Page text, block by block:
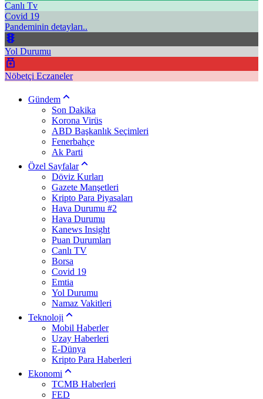
Canlı Tv
Covid 19
Pandeminin detayları..
Yol Durumu
Nöbetçi Eczaneler
Gündem
Son Dakika
Korona Virüs
ABD Başkanlık Seçimleri
Fenerbahçe
Ak Parti
Özel Sayfalar
Döviz Kurları
Gazete Manşetleri
Kripto Para Piyasaları
Hava Durumu #2
Hava Durumu
Kanews Insight
Puan Durumları
Canlı TV
Borsa
Covid 19
Emtia
Yol Durumu
Namaz Vakitleri
Teknoloji
Mobil Haberler
Uzay Haberleri
E-Dünya
Kripto Para Haberleri
Ekonomi
TCMB Haberleri
FED